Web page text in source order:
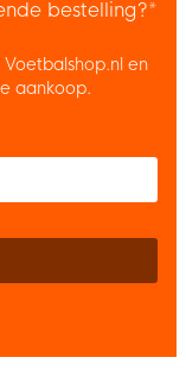
bestelling?*
en
aankoop.
to subscribe to